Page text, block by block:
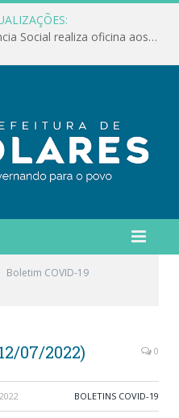
Conselho Municipal de Assistência Social realiza oficina aos servidores
Boletim COVID-19
07/2022) 0
BOLETINS COVID-19